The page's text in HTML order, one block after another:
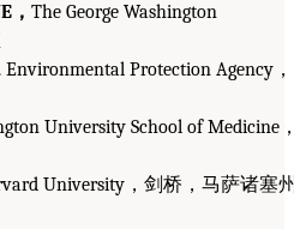
， The George Washington
Environmental Protection Agency，
University School of Medicine
University，剑桥，马萨诸塞